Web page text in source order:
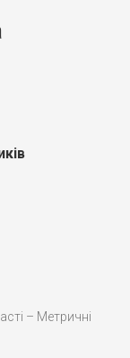
– Метричні